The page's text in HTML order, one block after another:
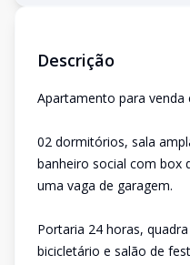
Descrição
Apartamento para venda
02 dormitórios, sala
banheiro social com box
uma vaga de garagem.
Portaria 24 horas,
bicicletário e salão de